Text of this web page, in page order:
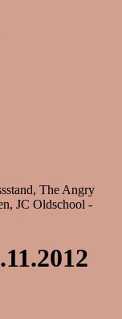
The Angry
JC Oldschool -